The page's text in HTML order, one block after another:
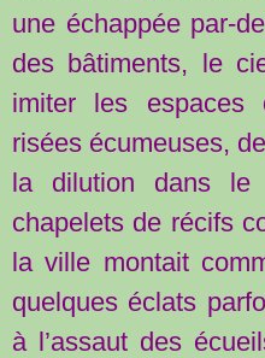
une échappée par-
des bâtiments, le
imiter les espaces
risées écumeuses,
la dilution dans le
chapelets de récifs
la ville montait
quelques éclats
à l’assaut des